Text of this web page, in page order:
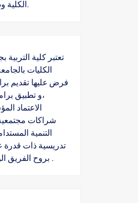
تعتبر كلية
الكليات
فرض عليها تقديم
،و تطبيق
الاعتماد
شراكات
التنمية
تدريسية ذات قدرة